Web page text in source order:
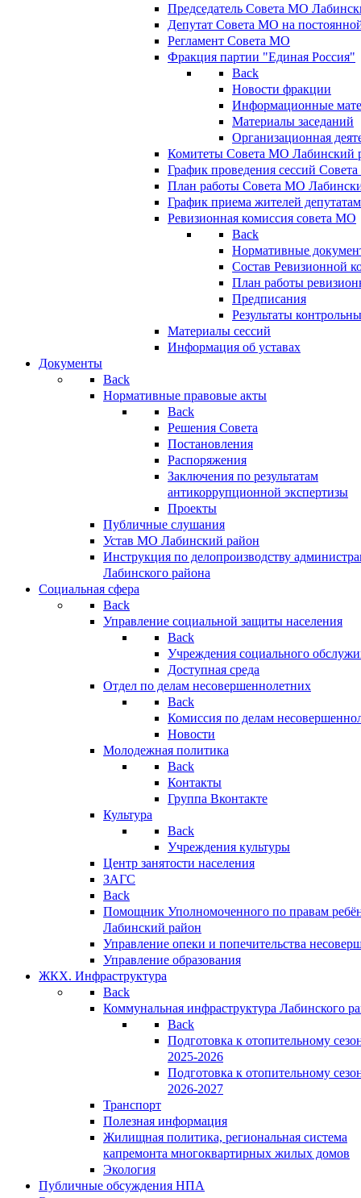
Председатель Совета МО
Депутат Совета МО на
Регламент Совета МО
Фракция партии "Единая Россия"
Back
Новости фракции
Информационные
Материалы заседаний
Организационная
Комитеты Совета МО Лабинский
График проведения сессий
План работы Совета МО
График приема жителей
Ревизионная комиссия совета МО
Back
Нормативные
Состав Ревизионной
План работы
Предписания
Результаты
Материалы сессий
Информация об уставах
Документы
Back
Нормативные правовые акты
Back
Решения Совета
Постановления
Распоряжения
Заключения по результатам
антикоррупционной экспертизы
Проекты
Публичные слушания
Устав МО Лабинский район
Инструкция по делопроизводству
Лабинского района
Социальная сфера
Back
Управление социальной защиты населения
Back
Учреждения социального
Доступная среда
Отдел по делам несовершеннолетних
Back
Комиссия по делам
Новости
Молодежная политика
Back
Контакты
Группа Вконтакте
Культура
Back
Учреждения культуры
Центр занятости населения
ЗАГС
Back
Помощник Уполномоченного по правам
Лабинский район
Управление опеки и попечительства
Управление образования
ЖКХ. Инфраструктура
Back
Коммунальная инфраструктура Лабинского
Back
Подготовка к отопительному
2025-2026
Подготовка к отопительному
2026-2027
Транспорт
Полезная информация
Жилищная политика, региональная система
капремонта многоквартирных жилых домов
Экология
Публичные обсуждения НПА